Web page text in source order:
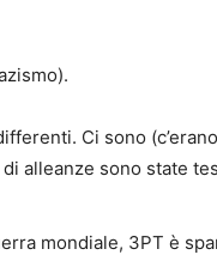
Ci sono
alleanze sono state
mondiale, 3PT è